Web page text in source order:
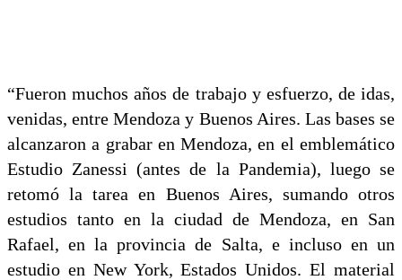
“Fueron muchos años de trabajo y esfuerzo, de idas,
venidas, entre Mendoza y Buenos Aires. Las bases se
alcanzaron a grabar en Mendoza, en el emblemático
Estudio Zanessi (antes de la Pandemia), luego se
retomó la tarea en Buenos Aires, sumando otros
estudios tanto en la ciudad de Mendoza, en San
Rafael, en la provincia de Salta, e incluso en un
estudio en New York, Estados Unidos. El material